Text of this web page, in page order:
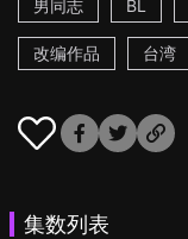
男同志
BL
改编作品 台湾
集数列表